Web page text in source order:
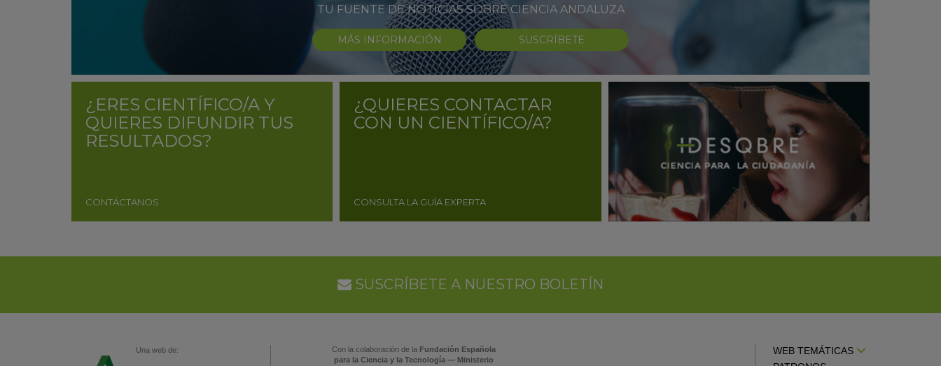
TU FUENTE DE NOTICIAS SOBRE CIENCIA ANDALUZA
MÁS INFORMACIÓN SUSCRÍBETE
¿ERES CIENTÍFICO/A Y
QUIERES DIFUNDIR TUS
RESULTADOS?
CONTÁCTANOS
¿QUIERES CONTACTAR
CON UN CIENTÍFICO/A?
CONSULTA LA GUÍA EXPERTA
SUSCRÍBETE A NUESTRO BOLETÍN
Una web de: Con la colaboración de la Fundación Española
para la Ciencia y la Tecnología — Ministerio
WEB TEMÁTICAS